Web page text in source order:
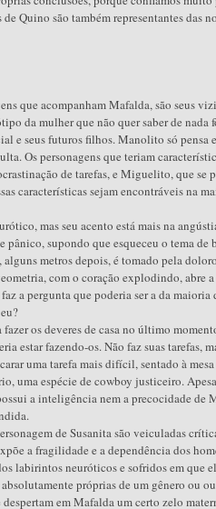
Quino são também representantes das
que acompanham Mafalda, são seus
da mulher que não quer saber de nada
e seus futuros filhos. Manolito só
Os personagens que teriam
de tarefas, e Miguelito, que se
características sejam encontráveis na
mas seu acento está mais na
pânico, supondo que esqueceu o tema de
alguns metros depois, é tomado pela
com o coração explodindo, abre
a pergunta que poderia ser a da
os deveres de casa no último
estar fazendo-os. Não faz suas tarefas,
uma tarefa mais difícil, sentado à
uma espécie de cowboy justiceiro.
a inteligência nem a precocidade de
de Susanita são veiculadas
a fragilidade e a dependência dos
labirintos neuróticos e sofridos em que
próprias de um gênero ou
em Mafalda um certo zelo